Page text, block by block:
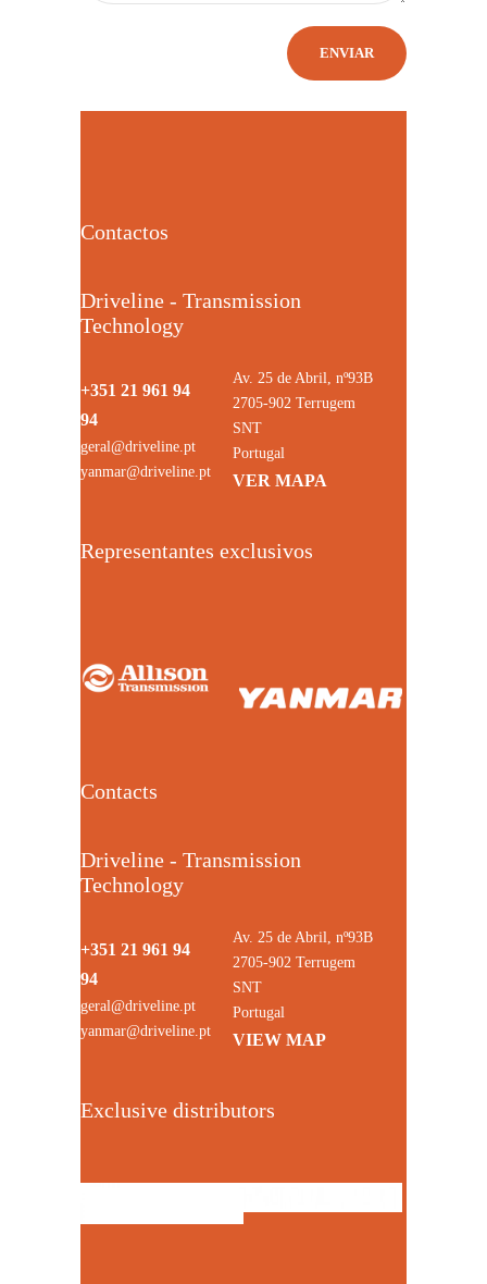
Contactos
Driveline - Transmission
Technology
+351 21 961 94
94
geral@driveline.pt
yanmar@driveline.pt
Av. 25 de Abril, nº93B
2705-902 Terrugem
SNT
Portugal
VER MAPA
Representantes exclusivos
Contacts
Driveline - Transmission
Technology
+351 21 961 94
94
geral@driveline.pt
yanmar@driveline.pt
Av. 25 de Abril, nº93B
2705-902 Terrugem
SNT
Portugal
VIEW MAP
Exclusive distributors